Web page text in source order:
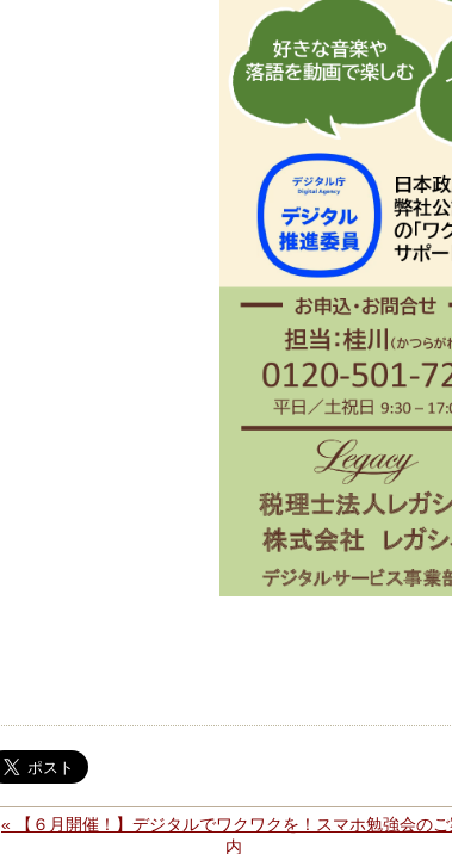
« 【６月開催！】デジタルでワクワクを！スマホ勉強会のご
内